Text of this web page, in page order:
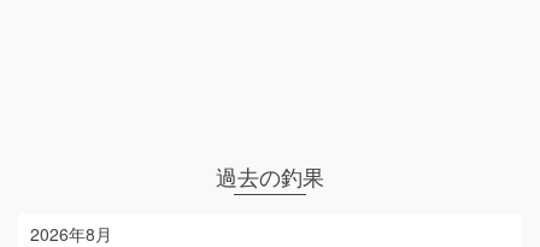
過去の釣果
2026年8月